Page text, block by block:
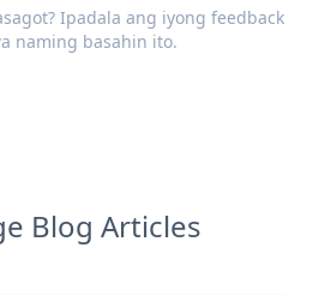
Ipadala ang iyong feedback
naming basahin ito.
Blog Articles